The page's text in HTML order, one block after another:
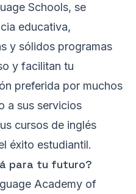
Schools, se
educativa,
y sólidos programas
y facilitan tu
preferida por muchos
a sus servicios
cursos de inglés
éxito estudiantil.
para tu futuro?
Academy of